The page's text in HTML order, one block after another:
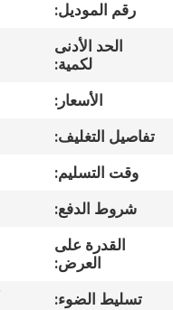
المصنع
مراقبة
الجودة
أخبار
اطلب
اقتباس
رقم الموديل:
الحد الأدنى
لكمية:
الأسعار:
تفاصيل التغليف:
وقت التسليم:
شروط الدفع:
القدرة على
العرض:
تسليط الضوء: